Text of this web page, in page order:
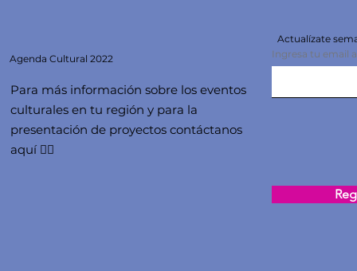
Agenda Cultural 2022
Para más información sobre los eventos
culturales en tu región y para la
presentación de proyectos contáctanos
aquí 👇🏻
Actualízate
Ingresa tu email